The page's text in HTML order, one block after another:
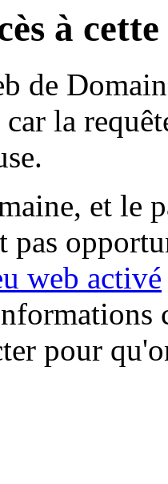
à
de
car la
et le
pas
web activé
pour